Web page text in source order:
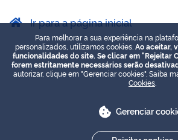
Ir para a página inicial
Para melhorar a sua experiência na
personalizados, utilizamos cookies. Ao aceitar,
funcionalidades do site. Se clicar em "Rejeitar
forem estritamente necessários serão
autorizar, clique em "Gerenciar cookies". Saiba
Cookies
Gerenciar